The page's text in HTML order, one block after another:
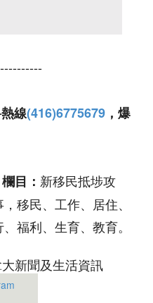
線(416)6775679 ，爆
目： 新移民抵埗攻
移民、工作、居住、
福利、生育、教育。
新聞及生活資訊